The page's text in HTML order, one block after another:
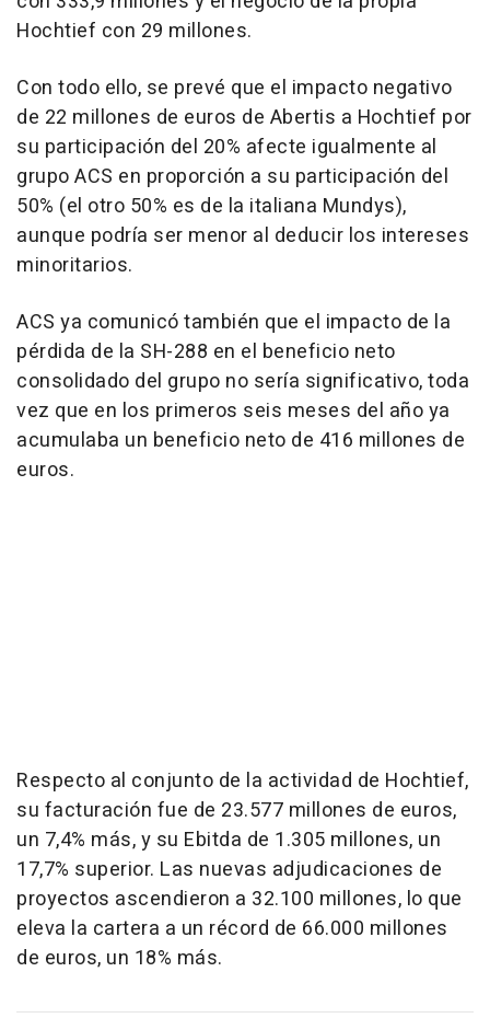
Hochtief con 29 millones.
Con todo ello, se prevé que el impacto negativo
de 22 millones de euros de Abertis a Hochtief por
su participación del 20% afecte igualmente al
grupo ACS en proporción a su participación del
50% (el otro 50% es de la italiana Mundys),
aunque podría ser menor al deducir los intereses
minoritarios.
ACS ya comunicó también que el impacto de la
pérdida de la SH-288 en el beneficio neto
consolidado del grupo no sería significativo, toda
vez que en los primeros seis meses del año ya
acumulaba un beneficio neto de 416 millones de
euros.
Respecto al conjunto de la actividad de Hochtief,
su facturación fue de 23.577 millones de euros,
un 7,4% más, y su Ebitda de 1.305 millones, un
17,7% superior. Las nuevas adjudicaciones de
proyectos ascendieron a 32.100 millones, lo que
eleva la cartera a un récord de 66.000 millones
de euros, un 18% más.